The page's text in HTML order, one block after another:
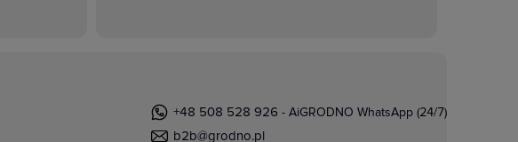
+48 508 528 926 - AiGRODNO WhatsApp (24/7)
b2b@grodno.pl